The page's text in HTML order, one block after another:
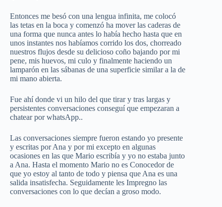
Entonces me besó con una lengua infinita, me colocó
las tetas en la boca y comenzó ha mover las caderas de
una forma que nunca antes lo había hecho hasta que en
unos instantes nos habíamos corrido los dos, chorreado
nuestros flujos desde su delicioso coño bajando por mi
pene, mis huevos, mi culo y finalmente haciendo un
lamparón en las sábanas de una superficie similar a la de
mi mano abierta.
Fue ahí donde vi un hilo del que tirar y tras largas y
persistentes conversaciones conseguí que empezaran a
chatear por whatsApp..
Las conversaciones siempre fueron estando yo presente
y escritas por Ana y por mi excepto en algunas
ocasiones en las que Mario escribía y yo no estaba junto
a Ana. Hasta el momento Mario no es Conocedor de
que yo estoy al tanto de todo y piensa que Ana es una
salida insatisfecha. Seguidamente les Impregno las
conversaciones con lo que decían a groso modo.